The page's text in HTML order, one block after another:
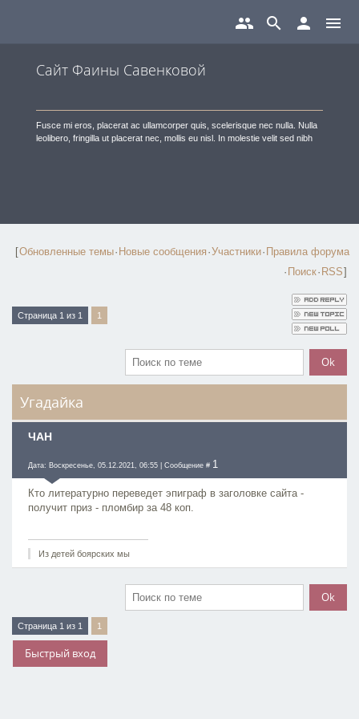
group search person menu
Сайт Фаины Савенковой
Fusce mi eros, placerat ac ullamcorper quis, scelerisque nec nulla. Nulla
leolibero, fringilla ut placerat nec, mollis eu nisl. In molestie velit sed nibh
[Обновленные темы·Новые сообщения·Участники·Правила форума
·Поиск·RSS]
Страница 1 из 1 1
Угадайка
ЧАН
Дата: Воскресенье, 05.12.2021, 06:55 | Сообщение # 1
Кто литературно переведет эпиграф в заголовке сайта -
получит приз - пломбир за 48 коп.
Из детей боярских мы
Страница 1 из 1 1